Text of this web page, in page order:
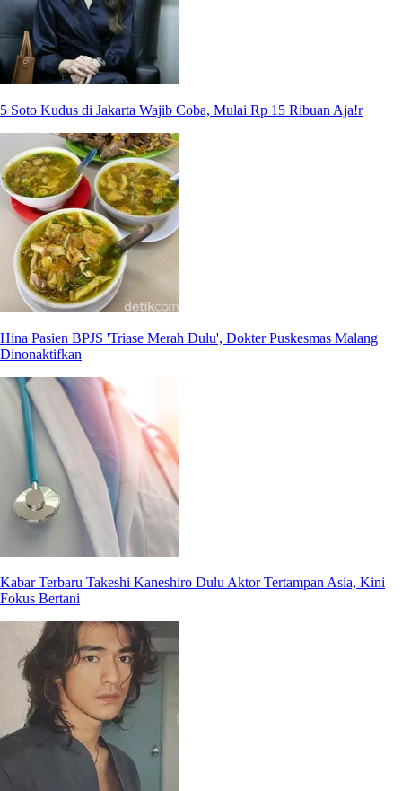
5 Soto Kudus di Jakarta Wajib Coba, Mulai Rp 15 Ribuan Aja!r
Hina Pasien BPJS 'Triase Merah Dulu', Dokter Puskesmas Malang
Dinonaktifkan
Kabar Terbaru Takeshi Kaneshiro Dulu Aktor Tertampan Asia, Kini
Fokus Bertani